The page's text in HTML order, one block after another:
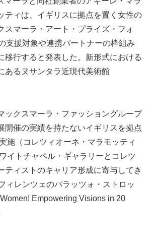
ティは、イギリスに拠点を置く女性の
スマーラ・アート・プライズ・フォ
支援対象や連携パートナーの枠組み
移行すると発表した。新形式における
あるヌサンタラ近現代美術館
ックスマーラ・ファッショングループ
開催の実績を持たないイギリスを拠点
施（コレツィオーネ・マラモッティ
イトチャペル・ギャラリーとコレツ
ティストのキャリア形成に寄与してき
ィレンツェのパラッツォ・ストロッ
Empowering Visions in 20